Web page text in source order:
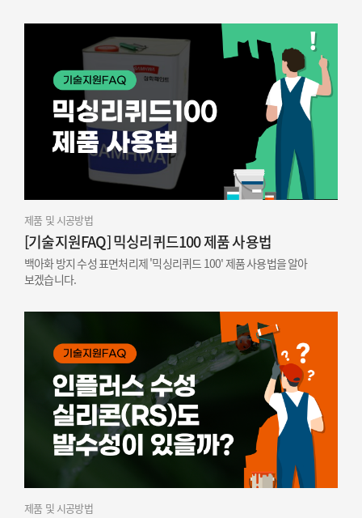
제품 및 시공방법
[기술지원FAQ] 믹싱리퀴드100 제품 사용법
백아화 방지 수성 표면처리제 '믹싱리퀴드 100' 제품 사용법을 알아
보겠습니다.
제품 및 시공방법